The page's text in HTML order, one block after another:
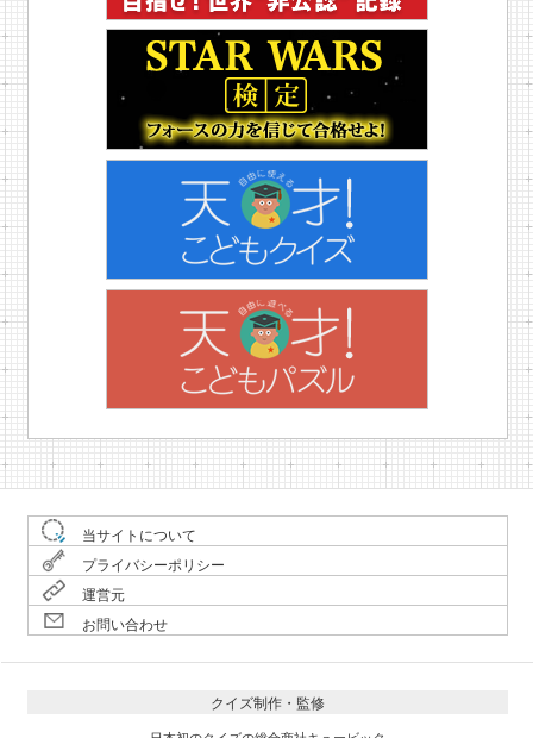
当サイトについて
プライバシーポリシー
運営元
お問い合わせ
クイズ制作・監修